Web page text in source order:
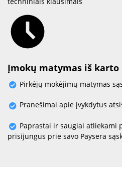
Įmokų matymas iš karto
Pirkėjų mokėjimų matymas
Pranešimai apie įvykdytus
Paprastai ir saugiai atliekami
prisijungus prie savo Paysera